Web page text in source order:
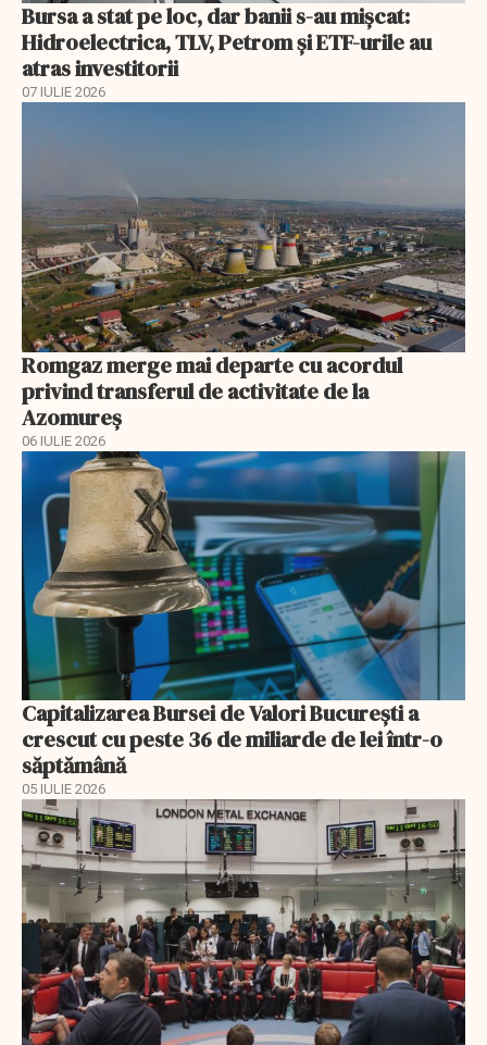
Bursa a stat pe loc, dar banii s-au mișcat:
Hidroelectrica, TLV, Petrom și ETF-urile au
atras investitorii
07 IULIE 2026
Romgaz merge mai departe cu acordul
privind transferul de activitate de la
Azomureș
06 IULIE 2026
Capitalizarea Bursei de Valori Bucureşti a
crescut cu peste 36 de miliarde de lei într-o
săptămână
05 IULIE 2026